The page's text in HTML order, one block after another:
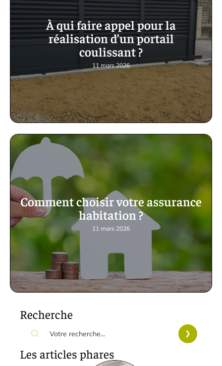
À qui faire appel pour la
réalisation d’un portail
coulissant ?
11 mars 2026
Comment choisir votre assurance
habitation ?
11 mars 2026
Recherche
Les articles phares